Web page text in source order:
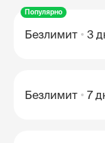
Популярно
Безлимит 3
Безлимит 7